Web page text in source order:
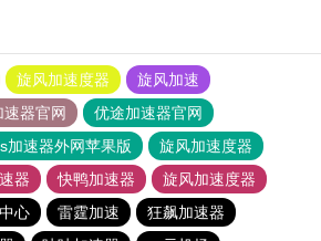
旋风加速度器
旋风加速
器官网
优途加速器官网
加速器外网苹果版
旋风加速度器
器 快鸭加速器
旋风加速度器
心 雷霆加速
狂飙加速器